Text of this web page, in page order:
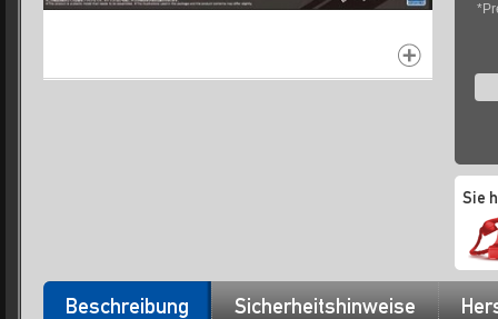
Sie
Beschreibung Sicherheitshinweise